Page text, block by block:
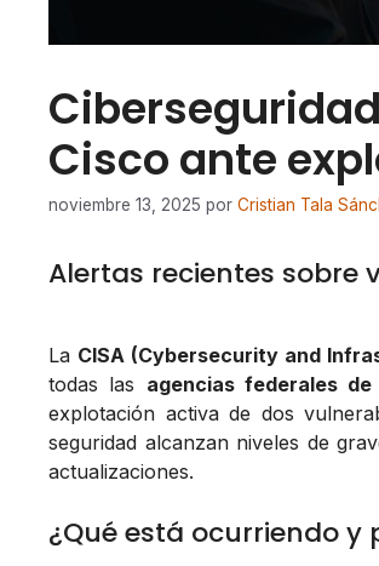
Cisco ante
noviembre 13, 2025 por Cristian Tala
Alertas recientes sobre
La CISA (Cybersecurity and
todas las agencias federales de
explotación activa de dos
seguridad alcanzan niveles de
actualizaciones.
¿Qué está ocurriendo y